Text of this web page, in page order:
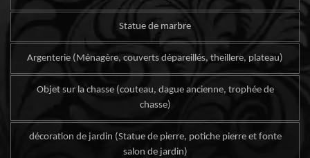
Statue de marbre
Argenterie (Ménagère, couverts dépareillés, theillere, plateau)
Objet sur la chasse (couteau, dague ancienne, trophée de
chasse)
décoration de jardin (Statue de pierre, potiche pierre et fonte
salon de jardin)